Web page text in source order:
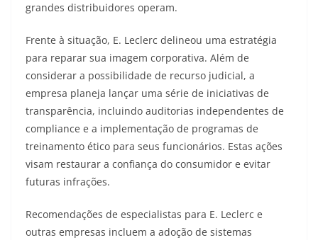
grandes distribuidores operam.
Frente à situação, E. Leclerc delineou uma estratégia
para reparar sua imagem corporativa. Além de
considerar a possibilidade de recurso judicial, a
empresa planeja lançar uma série de iniciativas de
transparência, incluindo auditorias independentes de
compliance e a implementação de programas de
treinamento ético para seus funcionários. Estas ações
visam restaurar a confiança do consumidor e evitar
futuras infrações.
Recomendações de especialistas para E. Leclerc e
outras empresas incluem a adoção de sistemas